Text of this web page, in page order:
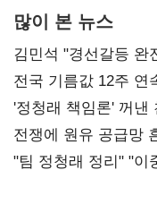
많이 본 뉴스
김민석 "경선갈등
사과부터"
전국 기름값 12주
'정청래 책임론' 꺼
때리기
전쟁에 원유 공급망
핵심으로 재부상
"팀 정청래 정리" "이